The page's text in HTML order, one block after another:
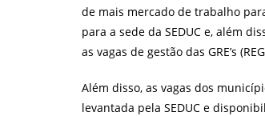
de mais mercado de trabalho
para a sede da SEDUC e, além
as vagas de gestão das GRE’s
Além disso, as vagas dos
levantada pela SEDUC e